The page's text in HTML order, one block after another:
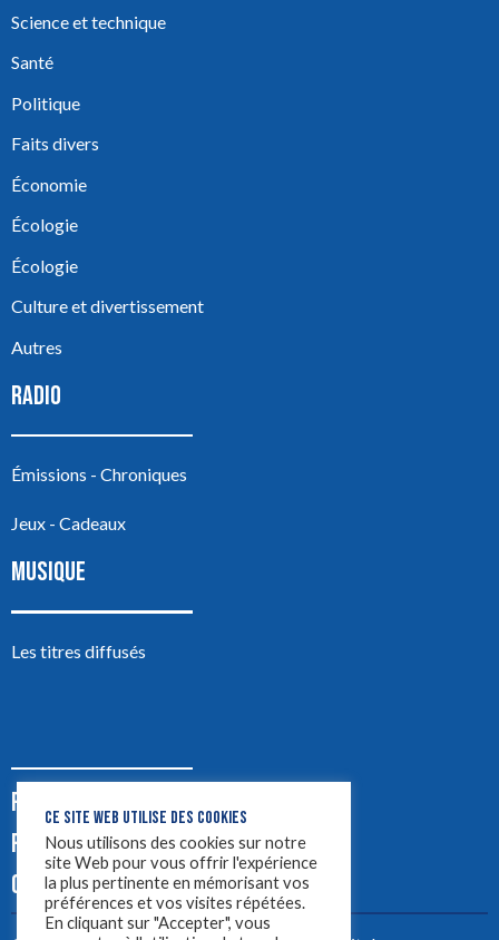
Science et technique
Santé
Politique
Faits divers
Économie
Écologie
Écologie
Culture et divertissement
Autres
RADIO
Émissions - Chroniques
Jeux - Cadeaux
MUSIQUE
Les titres diffusés
PODCASTS
PUB
CONTACT
CE SITE WEB UTILISE DES COOKIES
Nous utilisons des cookies sur notre
site Web pour vous offrir l'expérience
la plus pertinente en mémorisant vos
préférences et vos visites répétées.
En cliquant sur "Accepter", vous